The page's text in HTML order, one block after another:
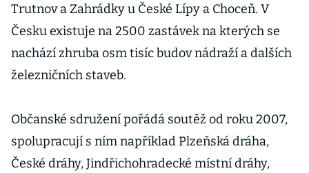
Trutnov a Zahrádky u České Lípy a Choceň. V
Česku existuje na 2500 zastávek na kterých se
nachází zhruba osm tisíc budov nádraží a dalších
železničních staveb.
Občanské sdružení pořádá soutěž od roku 2007,
spolupracují s ním například Plzeňská dráha,
České dráhy, Jindřichohradecké místní dráhy,